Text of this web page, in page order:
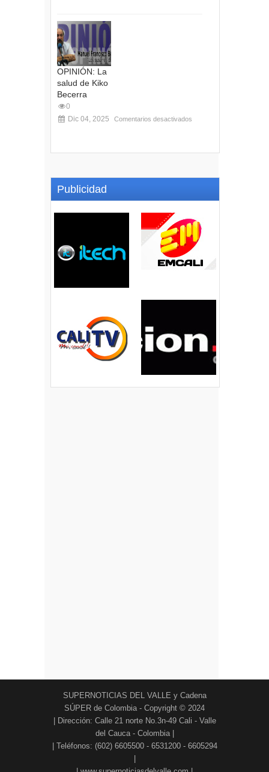
OPINIÓN: La
salud de Kiko
Becerra
0
Dic 04, 2025
Comentarios desactivados
Publicidad
SUPERNOTICIAS DEL VALLE y Cadena
SÚPER de Colombia - Copyright © 2024
| Dirección: Calle 21 norte No.3n-49 Cali - Valle
del Cauca - Colombia |
| Teléfonos: (602) 6605500 - 6531200 - 6605294
|